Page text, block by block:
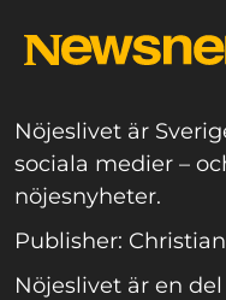
Nöjeslivet är
sociala medier –
nöjesnyheter.
Publisher:
Nöjeslivet är en